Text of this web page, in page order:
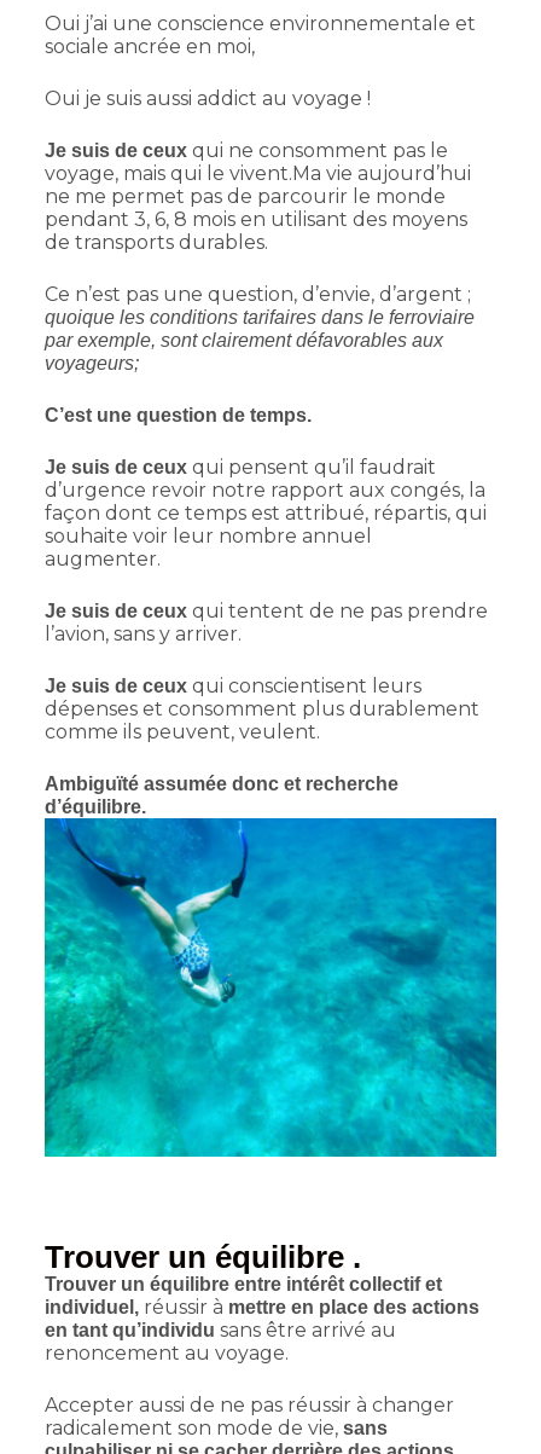
Oui j’ai une conscience environnementale et
sociale ancrée en moi,
Oui je suis aussi addict au voyage !
Je suis de ceuxqui ne consomment pas le
voyage, mais qui le vivent.Ma vie aujourd’hui
ne me permet pas de parcourir le monde
pendant 3, 6, 8 mois en utilisant des moyens
de transports durables.
Ce n’est pas une question, d’envie, d’argent ;
quoique les conditions tarifaires dans le ferroviaire
par exemple, sont clairement défavorables aux
voyageurs;
C’est une question de temps.
Je suis de ceuxqui pensent qu’il faudrait
d’urgence revoir notre rapport aux congés, la
façon dont ce temps est attribué, répartis, qui
souhaite voir leur nombre annuel
augmenter.
Je suis de ceuxqui tentent de ne pas prendre
l’avion, sans y arriver.
Je suis de ceuxqui conscientisent leurs
dépenses et consomment plus durablement
comme ils peuvent, veulent.
Ambiguïté assumée donc et recherche
d’équilibre.
Trouver un équilibre .
Trouver un équilibre entre intérêt collectif et
individuel,réussir à mettre en place des actions
en tant qu’individu sans être arrivé au
renoncement au voyage.
Accepter aussi de ne pas réussir à changer
radicalement son mode de vie, sans